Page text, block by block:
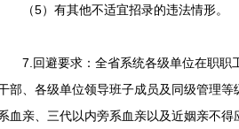
（5）有其他不适宜招录的违法情形。
7.回避要求：全省系统各级单位在职职
部、各级单位领导班子成员及同级管理
血亲、三代以内旁系血亲以及近姻亲不